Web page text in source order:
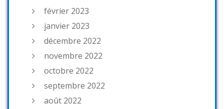
février 2023
janvier 2023
décembre 2022
novembre 2022
octobre 2022
septembre 2022
août 2022